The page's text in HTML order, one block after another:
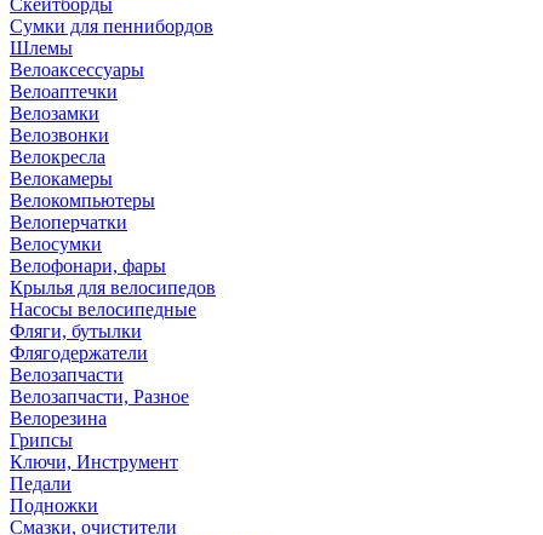
Скейтборды
Сумки для пеннибордов
Шлемы
Велоаксессуары
Велоаптечки
Велозамки
Велозвонки
Велокресла
Велокамеры
Велокомпьютеры
Велоперчатки
Велосумки
Велофонари, фары
Крылья для велосипедов
Насосы велосипедные
Фляги, бутылки
Флягодержатели
Велозапчасти
Велозапчасти, Разное
Велорезина
Грипсы
Ключи, Инструмент
Педали
Подножки
Смазки, очистители